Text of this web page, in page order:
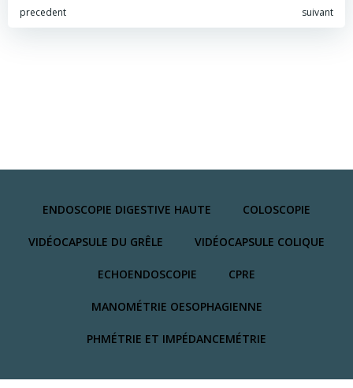
Navigation
precedent suivant
ENDOSCOPIE DIGESTIVE HAUTE COLOSCOPIE
VIDÉOCAPSULE DU GRÊLE VIDÉOCAPSULE COLIQUE
ECHOENDOSCOPIE CPRE
MANOMÉTRIE OESOPHAGIENNE
PHMÉTRIE ET IMPÉDANCEMÉTRIE